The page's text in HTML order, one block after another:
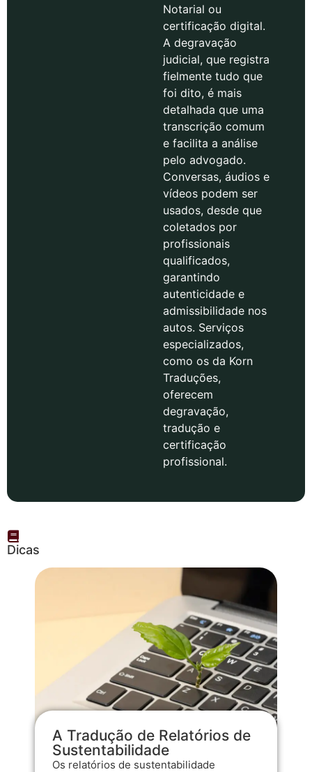
Notarial ou
certificação digital.
A degravação
judicial, que registra
fielmente tudo que
foi dito, é mais
detalhada que uma
transcrição comum
e facilita a análise
pelo advogado.
Conversas, áudios e
vídeos podem ser
usados, desde que
coletados por
profissionais
qualificados,
garantindo
autenticidade e
admissibilidade nos
autos. Serviços
especializados,
como os da Korn
Traduções,
oferecem
degravação,
tradução e
certificação
profissional.
Dicas
A Tradução de Relatórios de
Sustentabilidade
Os relatórios de sustentabilidade